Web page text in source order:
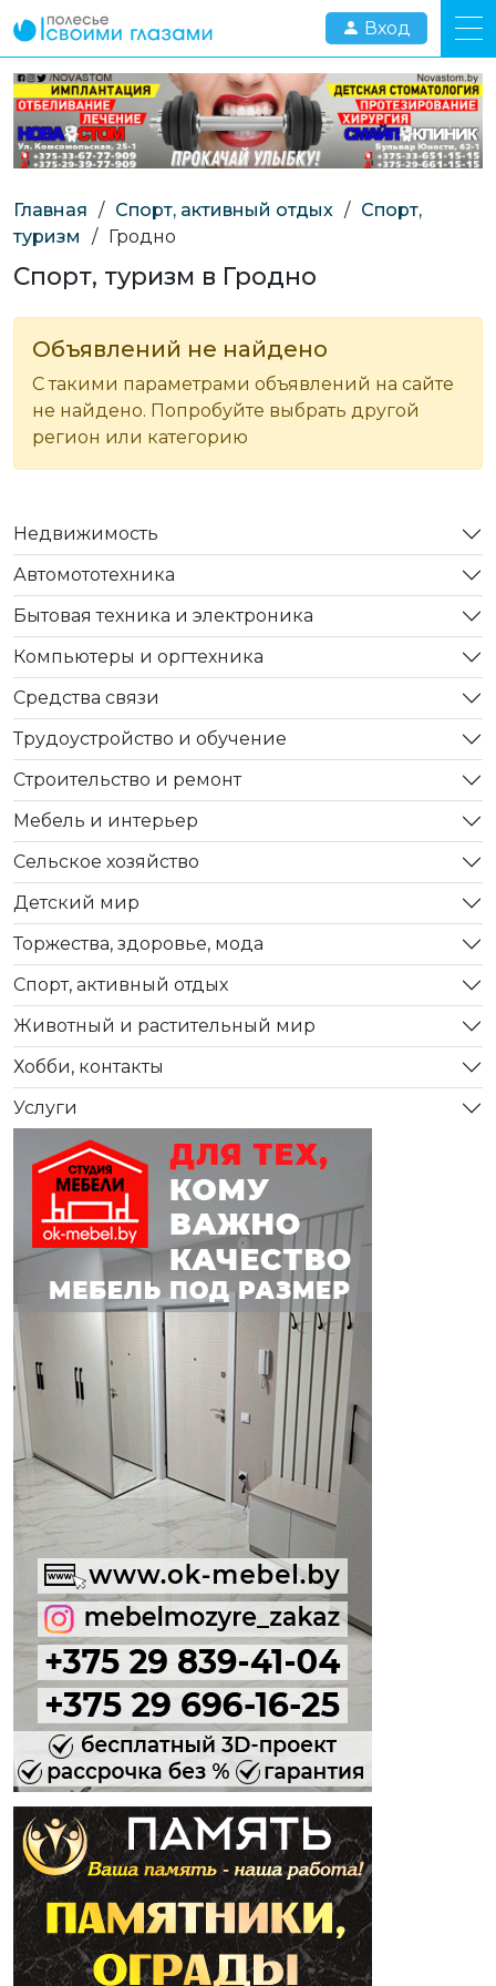
Вход
Главная / Спорт, активный отдых / Спорт,
туризм
/ Гродно
Спорт, туризм в Гродно
Объявлений не найдено
С такими параметрами объявлений на сайте
не найдено. Попробуйте выбрать другой
регион или категорию
Недвижимость
Автомототехника
Бытовая техника и электроника
Компьютеры и оргтехника
Средства связи
Трудоустройство и обучение
Строительство и ремонт
Мебель и интерьер
Сельское хозяйство
Детский мир
Торжества, здоровье, мода
Спорт, активный отдых
Животный и растительный мир
Хобби, контакты
Услуги